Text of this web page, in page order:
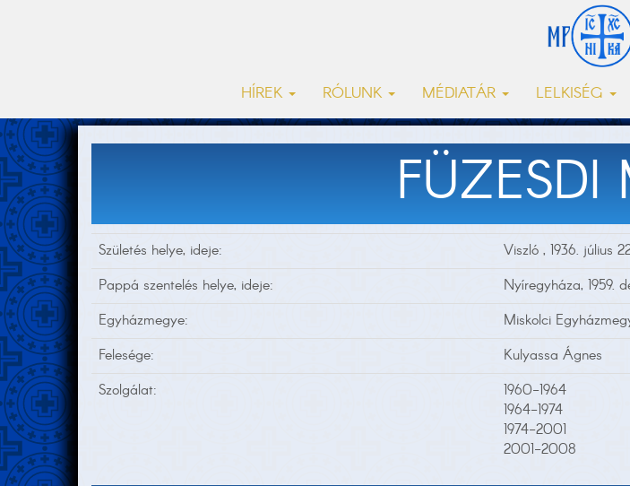
HÍREK RÓLUNK MÉDIATÁR LELKISÉG
FÜZESDI
Születés helye, ideje:
Viszló , 1936. július
Pappá szentelés helye, ideje:
Nyíregyháza, 1959.
Egyházmegye:
Miskolci
Felesége:
Kulyassa Ágnes
Szolgálat:
1960-1964
1964-1974
1974-2001
2001-2008